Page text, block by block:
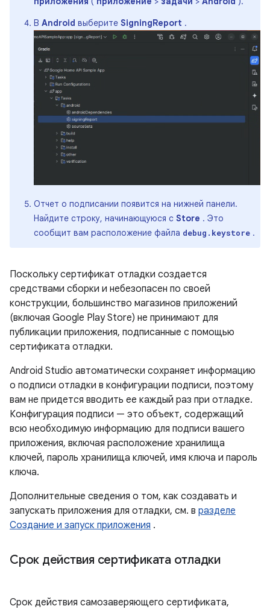
В Android выберите SigningReport .
Отчет о подписании появится на нижней панели.
Найдите строку, начинающуюся с Store . Это
сообщит вам расположение файла debug.keystore .
Поскольку сертификат отладки создается
средствами сборки и небезопасен по своей
конструкции, большинство магазинов приложений
(включая Google Play Store) не принимают для
публикации приложения, подписанные с помощью
сертификата отладки.
Android Studio автоматически сохраняет информацию
о подписи отладки в конфигурации подписи, поэтому
вам не придется вводить ее каждый раз при отладке.
Конфигурация подписи — это объект, содержащий
всю необходимую информацию для подписи вашего
приложения, включая расположение хранилища
ключей, пароль хранилища ключей, имя ключа и пароль
ключа.
Дополнительные сведения о том, как создавать и
запускать приложения для отладки, см. в разделе
Создание и запуск приложения .
Срок действия сертификата отладки
Срок действия самозаверяющего сертификата,